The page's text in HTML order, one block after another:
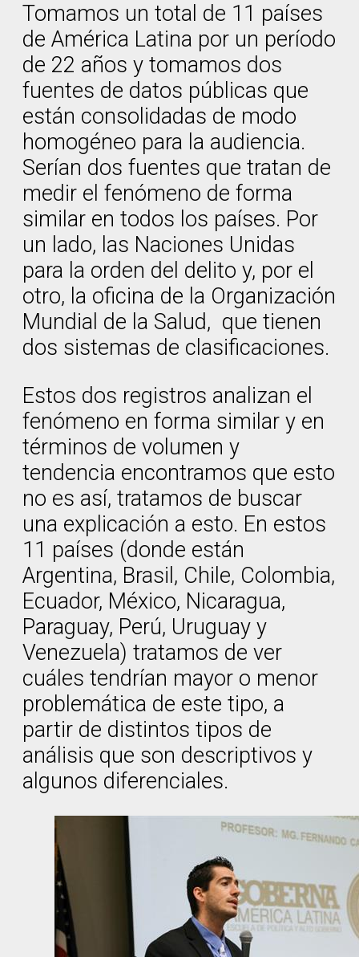
Tomamos un total de 11 países
de América Latina por un período
de 22 años y tomamos dos
fuentes de datos públicas que
están consolidadas de modo
homogéneo para la audiencia.
Serían dos fuentes que tratan de
medir el fenómeno de forma
similar en todos los países. Por
un lado, las Naciones Unidas
para la orden del delito y, por el
otro, la oficina de la Organización
Mundial de la Salud, que tienen
dos sistemas de clasificaciones.
Estos dos registros analizan el
fenómeno en forma similar y en
términos de volumen y
tendencia encontramos que esto
no es así, tratamos de buscar
una explicación a esto. En estos
11 países (donde están
Argentina, Brasil, Chile, Colombia,
Ecuador, México, Nicaragua,
Paraguay, Perú, Uruguay y
Venezuela) tratamos de ver
cuáles tendrían mayor o menor
problemática de este tipo, a
partir de distintos tipos de
análisis que son descriptivos y
algunos diferenciales.